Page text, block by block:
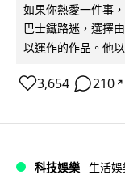
如果你熱愛一件事
巴士鐵路迷，選擇
以運作的作品。他
3,654 210 ↗
科技娛樂 生活